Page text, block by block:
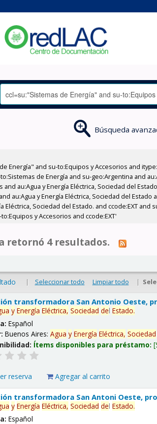
Búsqueda
and su-to:Equipos y Accesorios and
de Energía and su-geo:Argentina and
au:Agua y Energía Eléctrica, Sociedad del
au:Agua y Energía Eléctrica, Sociedad del Estado
Eléctrica, Sociedad del Estado. and ccode:EXT
y Accesorios and ccode:EXT'
retornó 4 resultados.
| Seleccionar todo Limpiar todo |
transformadora San Antonio Oeste,
y Energía Eléctrica, Sociedad delEstado.
Español
Buenos Aires:Agua y Energía Eléctrica, Sociedad
Ítems disponibles para préstamo:
reserva Agregar al carrito
transformadora San Antoni Oeste,
y Energía Eléctrica, Sociedad delEstado.
Español